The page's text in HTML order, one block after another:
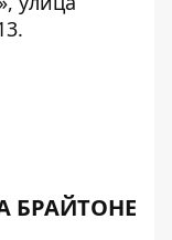
БРАЙТОНЕ